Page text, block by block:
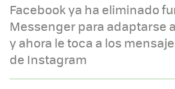
Facebook ya ha eliminado
Messenger para adaptarse
y ahora le toca a los
de Instagram